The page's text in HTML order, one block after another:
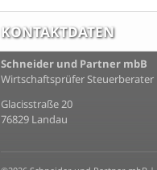
KONTAKTDATEN
Schneider und Partner mbB
Wirtschaftsprüfer Steuerberater
Glacisstraße 20
76829 Landau